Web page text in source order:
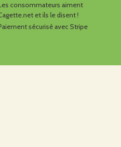
consommateurs aiment
et ils le disent !
sécurisé avec Stripe